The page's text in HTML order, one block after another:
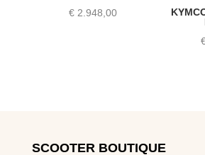
€2.948,00
SCOOTER BOUTIQUE